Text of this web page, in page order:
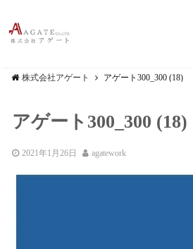
株式会社アゲート アゲート300_300 (18)
アゲート300_300 (18)
2021年1月26日 agatework